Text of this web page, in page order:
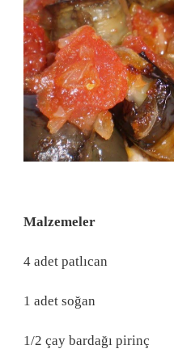
Malzemeler
4 adet patlıcan
1 adet soğan
1/2 çay bardağı pirinç